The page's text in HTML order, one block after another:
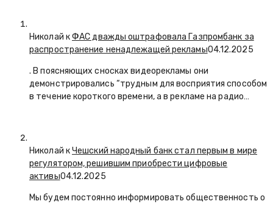
Николай кФАС дважды оштрафовала Газпромбанк за
распространение ненадлежащей рекламы04.12.2025
. В поясняющих сносках видеорекламы они
демонстрировались “трудным для восприятия способом
в течение короткого времени, а в рекламе на радио…
Николай кЧешский народный банк стал первым в мире
регулятором, решившим приобрести цифровые
активы04.12.2025
Мы будем постоянно информировать общественность о